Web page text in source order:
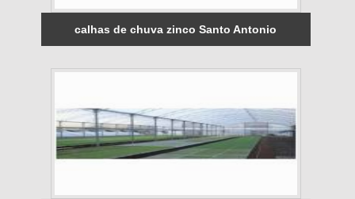
calhas de chuva zinco Santo Antonio